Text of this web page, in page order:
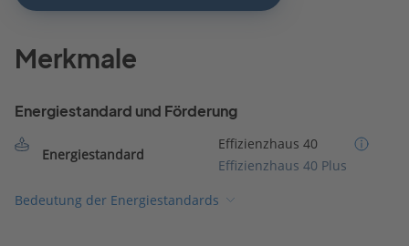
Merkmale
Energiestandard und Förderung
Energiestandard
Effizienzhaus 40
Effizienzhaus 40 Plus
Bedeutung der Energiestandards